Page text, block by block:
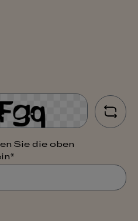
Sie die oben